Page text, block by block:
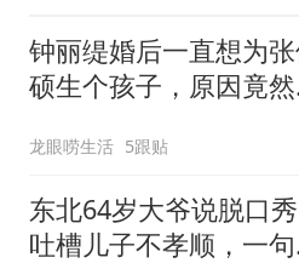
钟丽缇婚后一直想为
硕生个孩子，原因竟然
龙眼唠生活 5跟贴
东北64岁大爷说脱口秀
吐槽儿子不孝顺，一句